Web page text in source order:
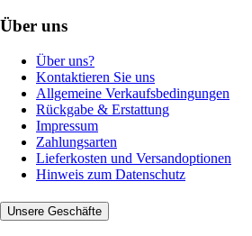
Über uns
Über uns?
Kontaktieren Sie uns
Allgemeine Verkaufsbedingungen
Rückgabe & Erstattung
Impressum
Zahlungsarten
Lieferkosten und Versandoptionen
Hinweis zum Datenschutz
Unsere Geschäfte